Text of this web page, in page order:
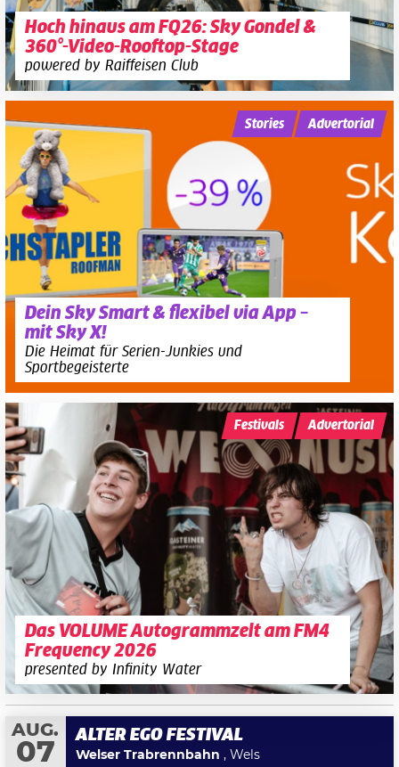
Hoch hinaus am FQ26: Sky Gondel &
360°-Video-Rooftop-Stage
powered by Raiffeisen Club
Dein Sky Smart & flexibel via App –
mit Sky X!
Die Heimat für Serien-Junkies und
Sportbegeisterte
Stories Advertorial
Das VOLUME Autogrammzelt am FM4
Frequency 2026
presented by Infinity Water
Festivals Advertorial
AUG.
07
ALTER EGO FESTIVAL
Welser Trabrennbahn , Wels